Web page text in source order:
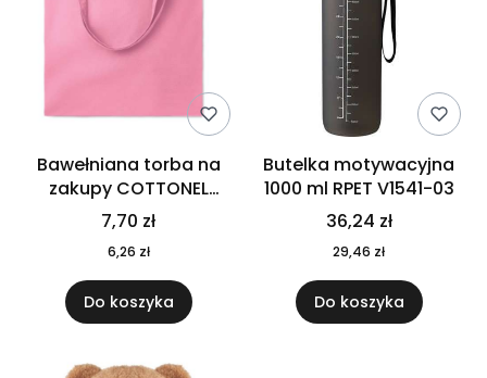
Bawełniana torba na
zakupy COTTONEL
COLOUR++ MO9846-11
7,70 zł
6,26 zł
Do koszyka
Butelka motywacyjna
1000 ml RPET V1541-03
36,24 zł
29,46 zł
Do koszyka